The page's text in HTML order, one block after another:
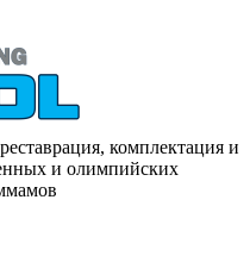
комплектация и
и олимпийских